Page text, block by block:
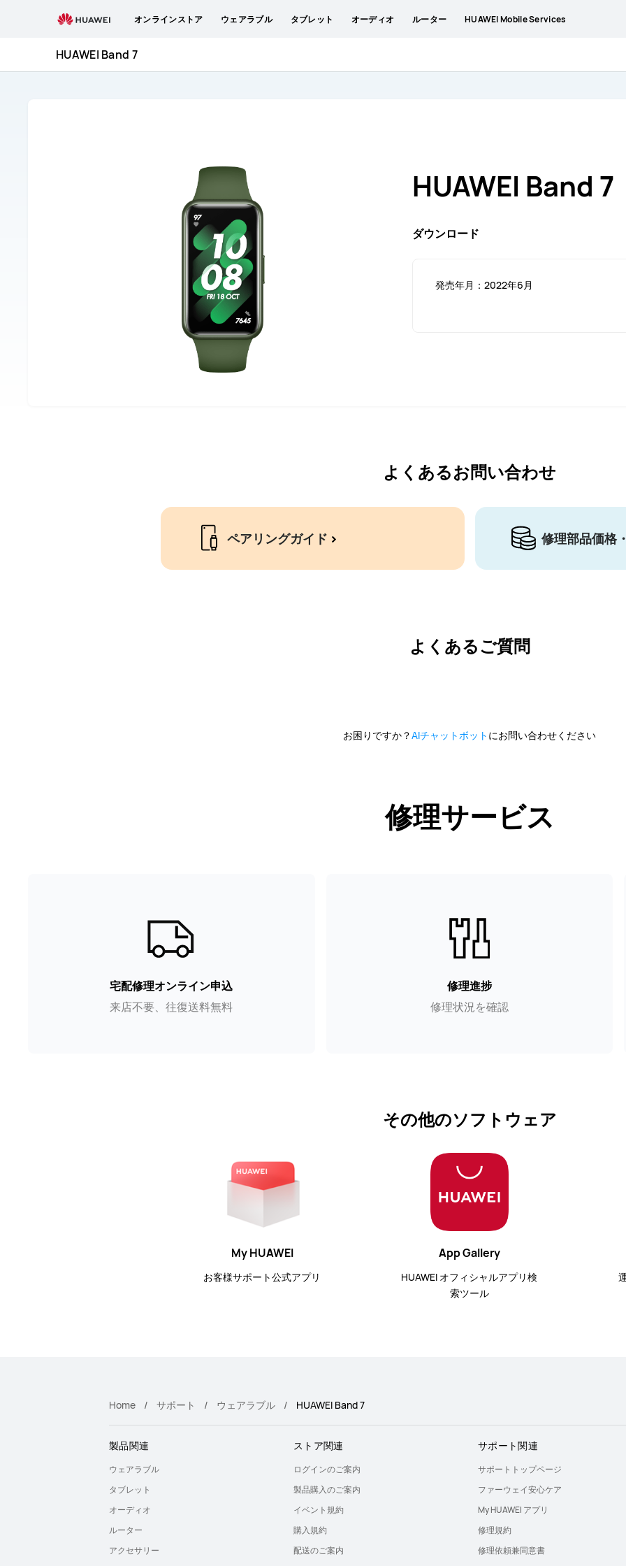
扱
オンラインストア ウェアラブル タブレット オーディオ ルーター HUAWEI Mobile Services
HUAWEI Band 7
HUAWEI Band 7
ダウンロード
発売年月：2022年6月
よくあるお問い合わせ
ペアリングガイド 修理部品価格
よくあるご質問
お困りですか？AIチャットボット にお問い合わせください
修理サービス
宅配修理オンライン申込
来店不要、往復送料無料
修理進捗
修理状況を確認
その他のソフトウェア
My HUAWEI
お客様サポート公式アプリ
App Gallery
HUAWEI オフィシャルアプリ検
索ツール
Home サポート ウェアラブル HUAWEI Band 7
製品関連
ウェアラブル
タブレット
オーディオ
ルーター
アクセサリー
ストア関連
ログインのご案内
製品購入のご案内
イベント規約
購入規約
配送のご案内
サポート関連
サポートトップページ
ファーウェイ安心ケア
My HUAWEI アプリ
修理規約
修理依頼兼同意書